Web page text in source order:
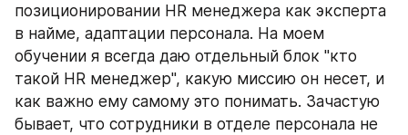
позиционировании HR менеджера как эксперта
в найме, адаптации персонала. На моем
обучении я всегда даю отдельный блок "кто
такой HR менеджер", какую миссию он несет, и
как важно ему самому это понимать. Зачастую
бывает, что сотрудники в отделе персонала не